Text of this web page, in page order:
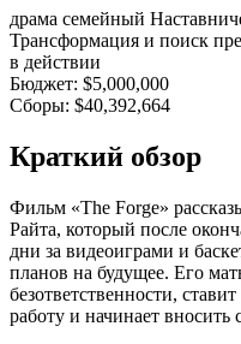
драма семейный
Трансформация и поиск
в действии
Бюджет: $5,000,000
Сборы: $40,392,664
Краткий обзор
Фильм «The Forge»
Райта, который после
дни за видеоиграми и
планов на будущее. Его
безответственности,
работу и начинает вносить